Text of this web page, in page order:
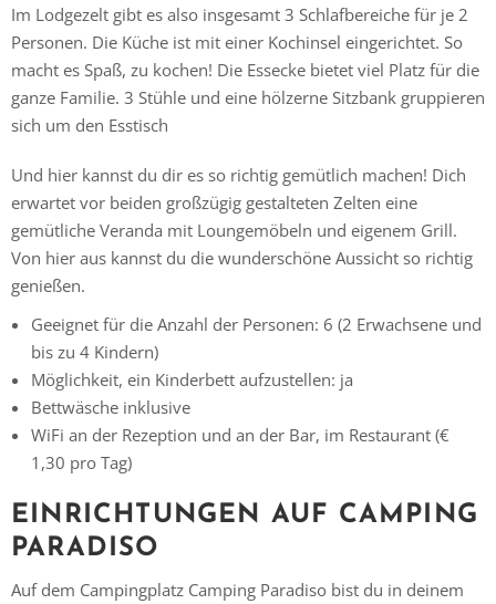
Im Lodgezelt gibt es also insgesamt 3 Schlafbereiche für je 2
Personen. Die Küche ist mit einer Kochinsel eingerichtet. So
macht es Spaß, zu kochen! Die Essecke bietet viel Platz für die
ganze Familie. 3 Stühle und eine hölzerne Sitzbank gruppieren
sich um den Esstisch
Und hier kannst du dir es so richtig gemütlich machen! Dich
erwartet vor beiden großzügig gestalteten Zelten eine
gemütliche Veranda mit Loungemöbeln und eigenem Grill.
Von hier aus kannst du die wunderschöne Aussicht so richtig
genießen.
Geeignet für die Anzahl der Personen: 6 (2 Erwachsene und
bis zu 4 Kindern)
Möglichkeit, ein Kinderbett aufzustellen: ja
Bettwäsche inklusive
WiFi an der Rezeption und an der Bar, im Restaurant (€
1,30 pro Tag)
EINRICHTUNGEN AUF CAMPING
PARADISO
Auf dem Campingplatz Camping Paradiso bist du in deinem
Vielen Dank für das Abonnieren unseres Newsletters.